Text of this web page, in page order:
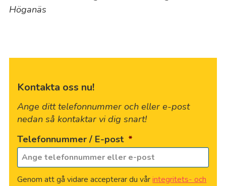
Höganäs
Kontakta oss nu!
Ange ditt telefonnummer och eller e-post
nedan så kontaktar vi dig snart!
Telefonnummer / E-post *
Genom att gå vidare accepterar du vårintegritets- och